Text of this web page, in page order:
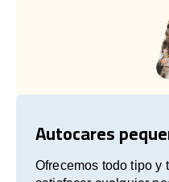
Autocares
Ofrecemos todo tipo y